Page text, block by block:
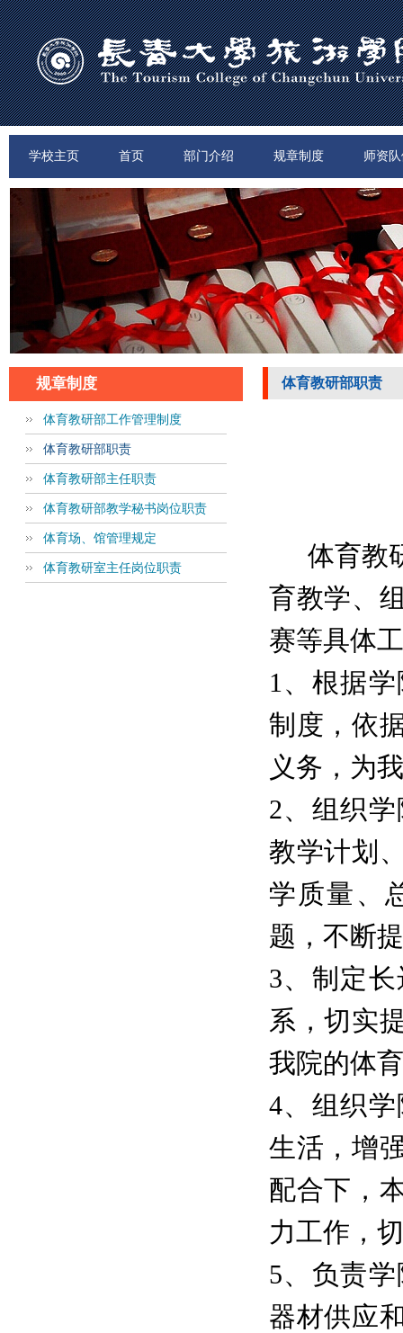
学校主页 首页 部门介绍 规章制度 师资
规章制度
体育教研部工作管理制度
体育教研部职责
体育教研部主任职责
体育教研部教学秘书岗位职责
体育场、馆管理规定
体育教研室主任岗位职责
体育教研部职责
体育教
育教学、
赛等具体
1、根据
制度，依
义务，为
2、组织
教学计划
学质量、
题，不断
3、制定
系，切实
我院的体
4、组织
生活，增
配合下，
力工作，
5、负责
器材供应